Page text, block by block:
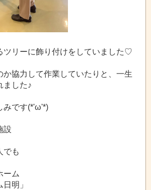
ツリーに飾り付けをしていました♡
か協力して作業していたりと、一生
ました♪
みです(*'ω'*)
設
でも
ーム
日明」